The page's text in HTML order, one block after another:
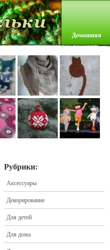
Домашняя
Рубрики:
Аксессуары
Декорирование
Для детей
Для дома